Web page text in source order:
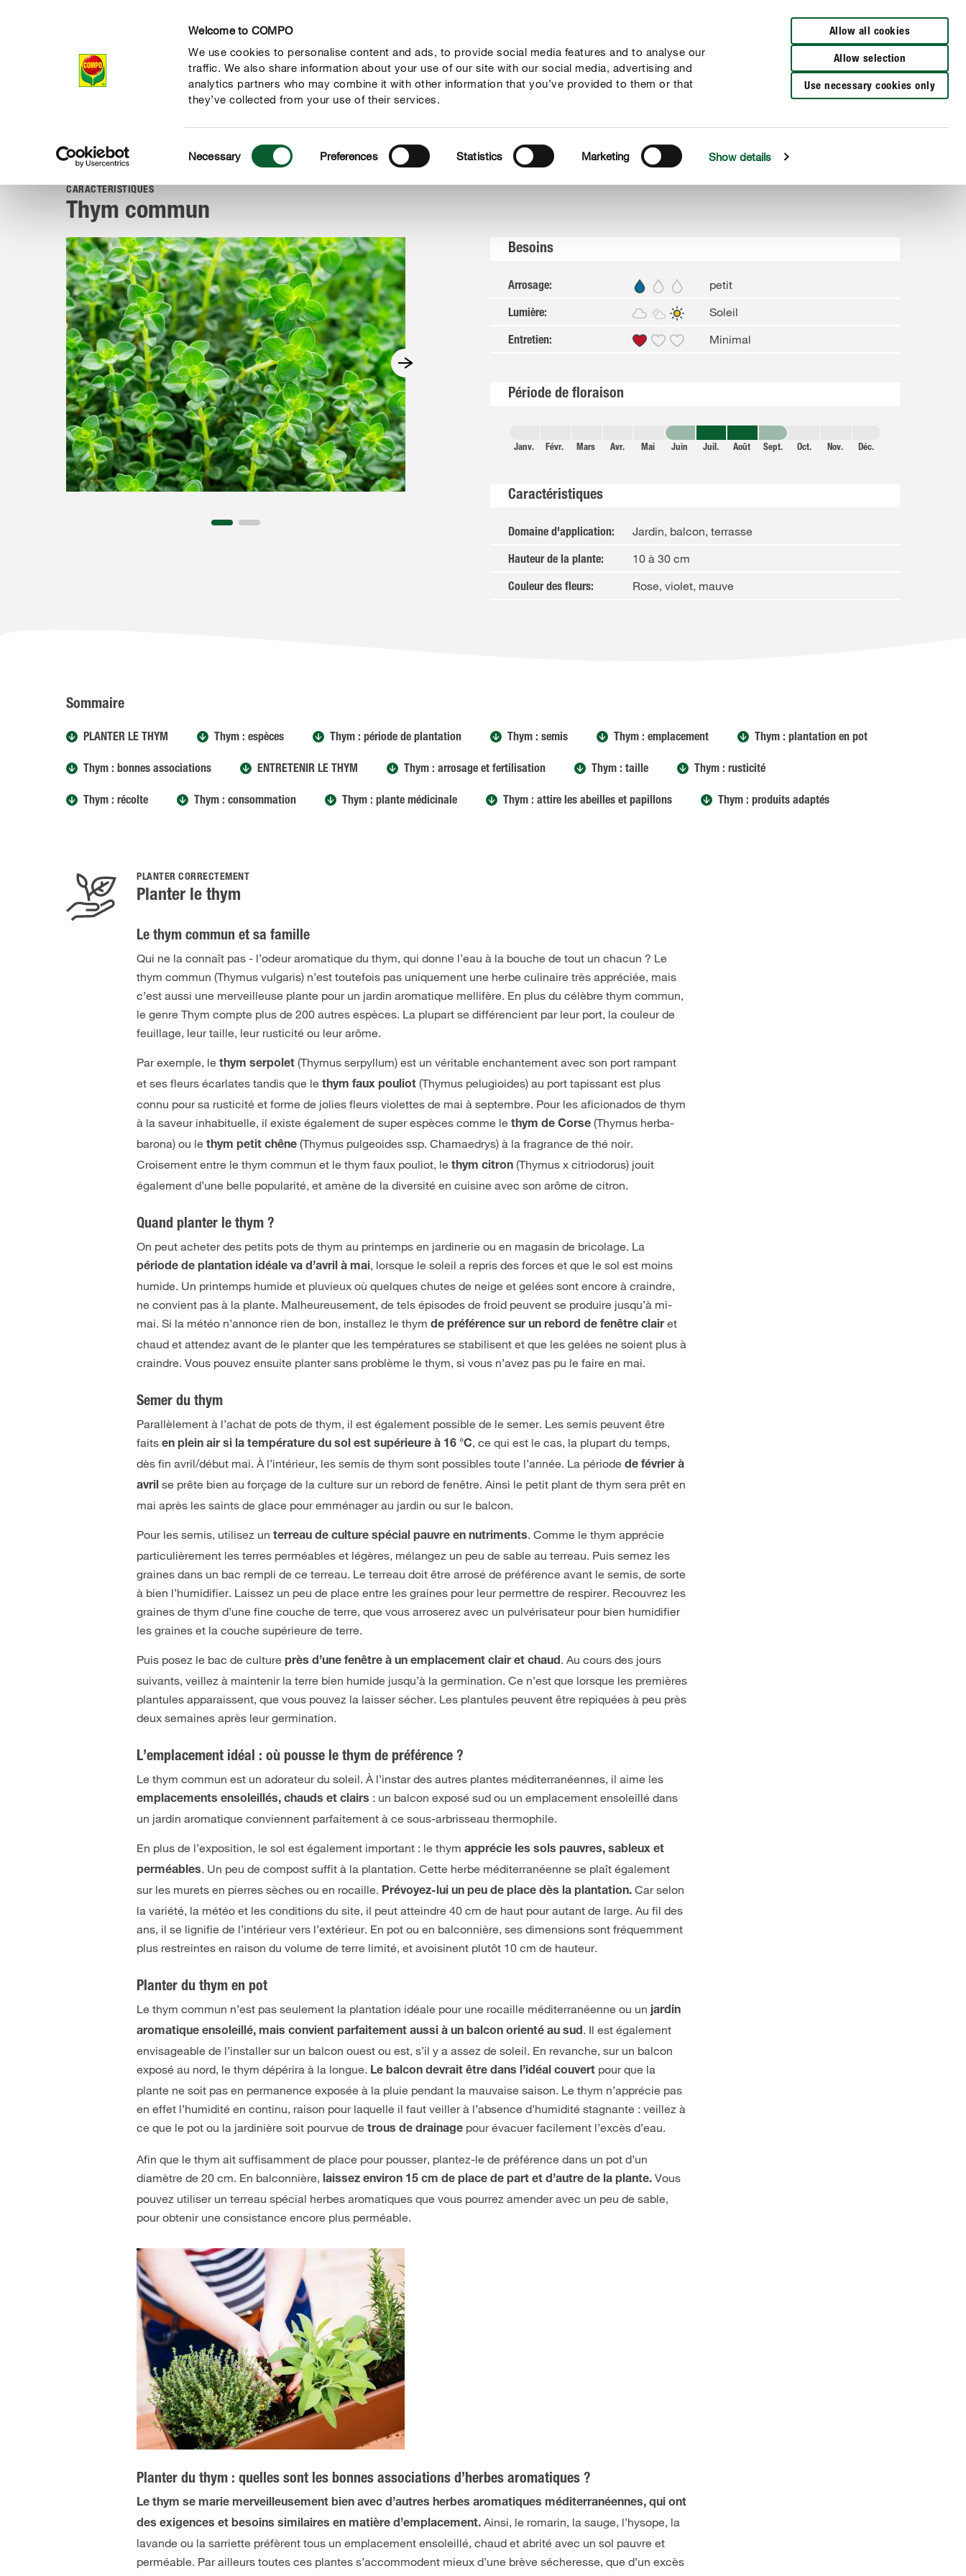
Welcome to COMPO
We use cookies to personalise content and ads, to provide social media features and to analyse our
traffic. We also share information about your use of our site with our social media, advertising and
analytics partners who may combine it with other information that you’ve provided to them or that
they’ve collected from your use of their services.
Selection
Necessary Preferences Statistics Marketing Show details
Allow all cookies
Allow selection
Use necessary cookies only
Distributeurs à proximité
Produits Conseil Thèmes Service Qui sommes-nous?
COMPOConseil Portraits de plantes Herbes aromatiques, fruits et légumes Thym commun
CARACTÉRISTIQUES
Thym commun
Besoins
Arrosage: petit
Lumière: Soleil
Entretien: Minimal
Période de floraison
Janv. Févr. Mars Avr. Mai Juin Juil. Août Sept. Oct. Nov. Déc.
Caractéristiques
Domaine d'application: Jardin, balcon, terrasse
Hauteur de la plante: 10 à 30 cm
Couleur des fleurs: Rose, violet, mauve
Sommaire
PLANTER LE THYM Thym : espèces Thym : période de plantation Thym : semis Thym : emplacement Thym : plantation en pot
Thym : bonnes associations ENTRETENIR LE THYM Thym : arrosage et fertilisation Thym : taille Thym : rusticité
Thym : récolte Thym : consommation Thym : plante médicinale Thym : attire les abeilles et papillons Thym : produits adaptés
PLANTER CORRECTEMENT
Planter le thym
Le thym commun et sa famille
Qui ne la connaît pas - l’odeur aromatique du thym, qui donne l’eau à la bouche de tout un chacun ? Le
thym commun (Thymus vulgaris) n’est toutefois pas uniquement une herbe culinaire très appréciée, mais
c’est aussi une merveilleuse plante pour un jardin aromatique mellifère. En plus du célèbre thym commun,
le genre Thym compte plus de 200 autres espèces. La plupart se différencient par leur port, la couleur de
feuillage, leur taille, leur rusticité ou leur arôme.
Par exemple, le thym serpolet (Thymus serpyllum) est un véritable enchantement avec son port rampant
et ses fleurs écarlates tandis que lethym faux pouliot (Thymus pelugioides) au port tapissant est plus
connu pour sa rusticité et forme de jolies fleurs violettes de mai à septembre. Pour les aficionados de thym
à la saveur inhabituelle, il existe également de super espèces comme lethym de Corse (Thymus herba-
barona) ou lethym petit chêne (Thymus pulgeoides ssp. Chamaedrys) à la fragrance de thé noir.
Croisement entre le thym commun et le thym faux pouliot, lethym citron (Thymus x citriodorus) jouit
également d’une belle popularité, et amène de la diversité en cuisine avec son arôme de citron.
Quand planter le thym ?
On peut acheter des petits pots de thym au printemps en jardinerie ou en magasin de bricolage. La
période de plantation idéale va d’avril à mai, lorsque le soleil a repris des forces et que le sol est moins
humide. Un printemps humide et pluvieux où quelques chutes de neige et gelées sont encore à craindre,
ne convient pas à la plante. Malheureusement, de tels épisodes de froid peuvent se produire jusqu’à mi-
mai. Si la météo n’annonce rien de bon, installez le thymde préférence sur un rebord de fenêtre clairet
chaud et attendez avant de le planter que les températures se stabilisent et que les gelées ne soient plus à
craindre. Vous pouvez ensuite planter sans problème le thym, si vous n’avez pas pu le faire en mai.
Semer du thym
Parallèlement à l’achat de pots de thym, il est également possible de le semer. Les semis peuvent être
faitsen plein air si la température du sol est supérieure à 16 °C, ce qui est le cas, la plupart du temps,
dès fin avril/début mai. À l’intérieur, les semis de thym sont possibles toute l’année. La périodede février à
avrilse prête bien au forçage de la culture sur un rebord de fenêtre. Ainsi le petit plant de thym sera prêt en
mai après les saints de glace pour emménager au jardin ou sur le balcon.
Pour les semis, utilisez un terreau de culture spécial pauvre en nutriments. Comme le thym apprécie
particulièrement les terres perméables et légères, mélangez un peu de sable au terreau. Puis semez les
graines dans un bac rempli de ce terreau. Le terreau doit être arrosé de préférence avant le semis, de sorte
à bien l’humidifier. Laissez un peu de place entre les graines pour leur permettre de respirer. Recouvrez les
graines de thym d’une fine couche de terre, que vous arroserez avec un pulvérisateur pour bien humidifier
les graines et la couche supérieure de terre.
Puis posez le bac de cultureprès d’une fenêtre à un emplacement clair et chaud. Au cours des jours
suivants, veillez à maintenir la terre bien humide jusqu’à la germination. Ce n’est que lorsque les premières
plantules apparaissent, que vous pouvez la laisser sécher. Les plantules peuvent être repiquées à peu près
deux semaines après leur germination.
L’emplacement idéal : où pousse le thym de préférence ?
Le thym commun est un adorateur du soleil. À l’instar des autres plantes méditerranéennes, il aime les
emplacements ensoleillés, chauds et clairs : un balcon exposé sud ou un emplacement ensoleillé dans
un jardin aromatique conviennent parfaitement à ce sous-arbrisseau thermophile.
En plus de l’exposition, le sol est également important : le thymapprécie les sols pauvres, sableux et
perméables. Un peu de compost suffit à la plantation. Cette herbe méditerranéenne se plaît également
sur les murets en pierres sèches ou en rocaille. Prévoyez-lui un peu de place dès la plantation. Car selon
la variété, la météo et les conditions du site, il peut atteindre 40 cm de haut pour autant de large. Au fil des
ans, il se lignifie de l’intérieur vers l’extérieur. En pot ou en balconnière, ses dimensions sont fréquemment
plus restreintes en raison du volume de terre limité, et avoisinent plutôt 10 cm de hauteur.
Planter du thym en pot
Le thym commun n’est pas seulement la plantation idéale pour une rocaille méditerranéenne ou un jardin
aromatique ensoleillé, mais convient parfaitement aussi à un balcon orienté au sud. Il est également
envisageable de l’installer sur un balcon ouest ou est, s’il y a assez de soleil. En revanche, sur un balcon
exposé au nord, le thym dépérira à la longue. Le balcon devrait être dans l’idéal couvert pour que la
plante ne soit pas en permanence exposée à la pluie pendant la mauvaise saison. Le thym n’apprécie pas
en effet l’humidité en continu, raison pour laquelle il faut veiller à l’absence d’humidité stagnante : veillez à
ce que le pot ou la jardinière soit pourvue detrous de drainage pour évacuer facilement l’excès d’eau.
Afin que le thym ait suffisamment de place pour pousser, plantez-le de préférence dans un pot d’un
diamètre de 20 cm. En balconnière, laissez environ 15 cm de place de part et d’autre de la plante. Vous
pouvez utiliser un terreau spécial herbes aromatiques que vous pourrez amender avec un peu de sable,
pour obtenir une consistance encore plus perméable.
Planter du thym : quelles sont les bonnes associations d’herbes aromatiques ?
Le thym se marie merveilleusement bien avec d’autres herbes aromatiques méditerranéennes, qui ont
des exigences et besoins similaires en matière d’emplacement. Ainsi, le romarin, la sauge, l’hysope, la
lavande ou la sarriette préfèrent tous un emplacement ensoleillé, chaud et abrité avec un sol pauvre et
perméable. Par ailleurs toutes ces plantes s’accommodent mieux d’une brève sécheresse, que d’un excès